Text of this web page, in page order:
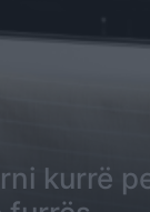
kurrë